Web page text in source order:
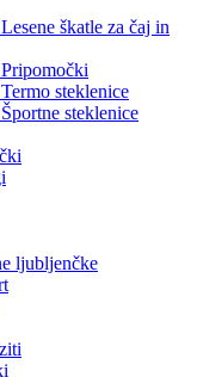
škatle za čaj in
steklenice
steklenice
ljubljenčke